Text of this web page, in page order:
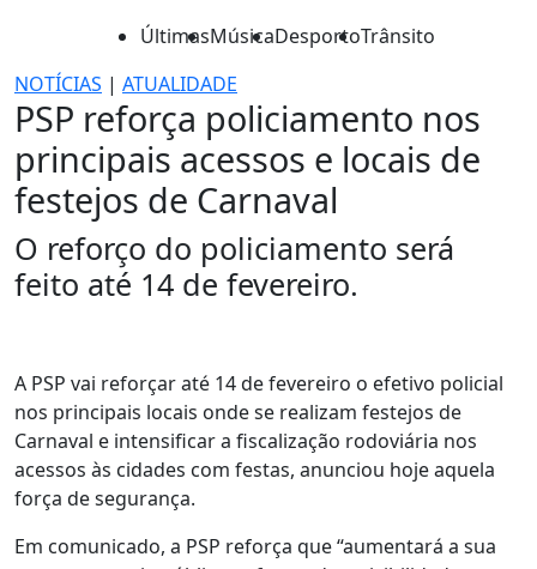
ÚltimasMúsicaDesportoTrânsito
NOTÍCIAS | ATUALIDADE
PSP reforça policiamento nos
principais acessos e locais de
festejos de Carnaval
O reforço do policiamento será
feito até 14 de fevereiro.
A PSP vai reforçar até 14 de fevereiro o efetivo policial
nos principais locais onde se realizam festejos de
Carnaval e intensificar a fiscalização rodoviária nos
acessos às cidades com festas, anunciou hoje aquela
força de segurança.
Em comunicado, a PSP reforça que “aumentará a sua